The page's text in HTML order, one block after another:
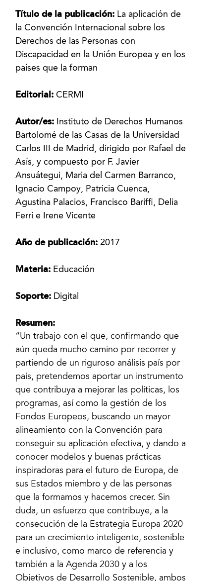
Título de la publicación: La aplicación de
la Convención Internacional sobre los
Derechos de las Personas con
Discapacidad en la Unión Europea y en los
países que la forman
Editorial:CERMI
Autor/es:
Instituto de Derechos Humanos
Bartolomé de las Casas de la Universidad
Carlos III de Madrid, dirigido por Rafael de
Asís, y compuesto por F. Javier
Ansuátegui, Maria del Carmen Barranco,
Ignacio Campoy, Patricia Cuenca,
Agustina Palacios, Francisco Bariffi, Delia
Ferri e Irene Vicente
Año de publicación: 2017
Materia: Educación
Soporte: Digital
Resumen:
“Un trabajo con el que, confirmando que
aún queda mucho camino por recorrer y
partiendo de un riguroso análisis país por
país, pretendemos aportar un instrumento
que contribuya a mejorar las políticas, los
programas, así como la gestión de los
Fondos Europeos, buscando un mayor
alineamiento con la Convención para
conseguir su aplicación efectiva, y dando a
conocer modelos y buenas prácticas
inspiradoras para el futuro de Europa, de
sus Estados miembro y de las personas
que la formamos y hacemos crecer. Sin
duda, un esfuerzo que contribuye, a la
consecución de la Estrategia Europa 2020
para un crecimiento inteligente, sostenible
e inclusivo, como marco de referencia y
también a la Agenda 2030 y a los
Objetivos de Desarrollo Sostenible, ambos